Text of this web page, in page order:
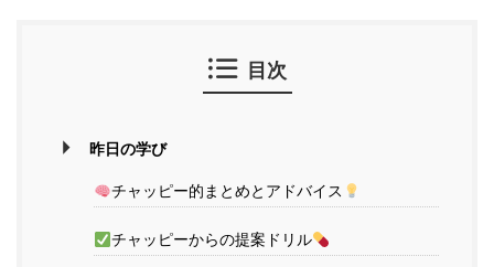
目次
昨日の学び
チャッピー的まとめとアドバイス
チャッピーからの提案ドリル